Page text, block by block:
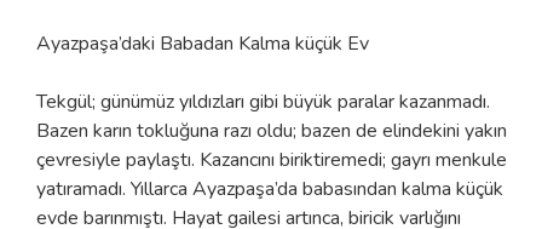
Ayazpaşa’daki Babadan Kalma küçük Ev
Tekgül; günümüz yıldızları gibi büyük paralar kazanmadı.
Bazen karın tokluğuna razı oldu; bazen de elindekini yakın
çevresiyle paylaştı. Kazancını biriktiremedi; gayrı menkule
yatıramadı. Yıllarca Ayazpaşa’da babasından kalma küçük
evde barınmıştı. Hayat gailesi artınca, biricik varlığını